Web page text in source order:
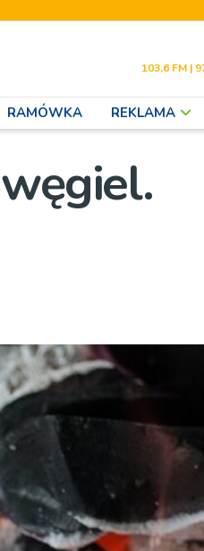
103,6 FM |
RAMÓWKA REKLAMA